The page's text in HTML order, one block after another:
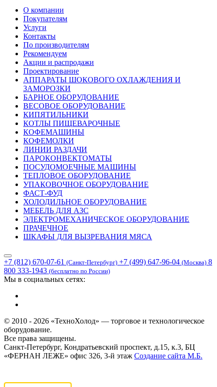
О компании
Покупателям
Услуги
Контакты
По производителям
Рекомендуем
Акции и распродажи
Проектирование
АППАРАТЫ ШОКОВОГО ОХЛАЖДЕНИЯ И
ЗАМОРОЗКИ
БАРНОЕ ОБОРУДОВАНИЕ
ВЕСОВОЕ ОБОРУДОВАНИЕ
КИПЯТИЛЬНИКИ
КОТЛЫ ПИЩЕВАРОЧНЫЕ
КОФЕМАШИНЫ
КОФЕМОЛКИ
ЛИНИИ РАЗДАЧИ
ПАРОКОНВЕКТОМАТЫ
ПОСУДОМОЕЧНЫЕ МАШИНЫ
ТЕПЛОВОЕ ОБОРУДОВАНИЕ
УПАКОВОЧНОЕ ОБОРУДОВАНИЕ
ФАСТ-ФУД
ХОЛОДИЛЬНОЕ ОБОРУДОВАНИЕ
МЕБЕЛЬ ДЛЯ АЗС
ЭЛЕКТРОМЕХАНИЧЕСКОЕ ОБОРУДОВАНИЕ
ПРАЧЕЧНОЕ
ШКАФЫ ДЛЯ ВЫЗРЕВАНИЯ МЯСА
+7 (812) 670-07-61 (Санкт-Петербург) +7 (499) 647-96-04 (Москва) 8
800 333-1943 (бесплатно по России)
Мы в социальных сетях:
© 2010 - 2026 «ТехноХолод» — торговое и технологическое
оборудование.
Все права защищены.
Санкт-Петербург, Кондратьевский проспект, д.15, к.3, БЦ
«ФЕРНАН ЛЕЖЕ» офис 326, 3-й этаж Создание сайта М.Б.